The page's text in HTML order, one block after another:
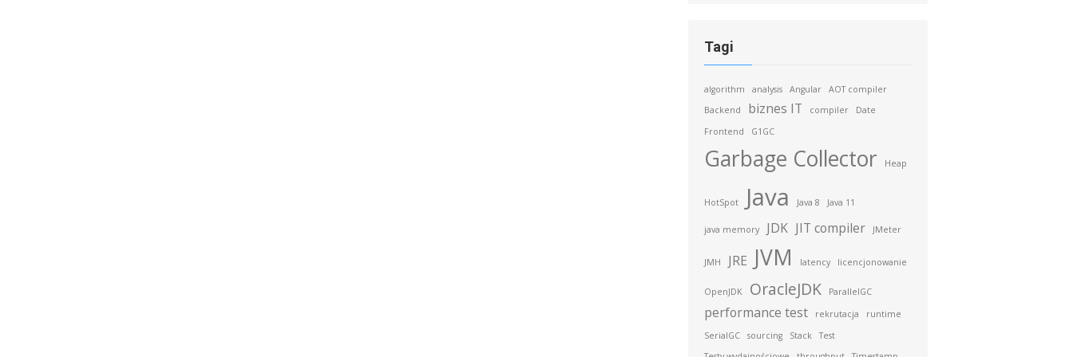
Tagi
algorithm analysis Angular
AOT compiler
Backend
biznes IT compiler
Date
Frontend
G1GC
Garbage Collector Heap
HotSpot Java Java 8 Java 11
java memory JDK JIT compiler JMeter
JMH JRE JVM latency licencjonowanie
OpenJDK OracleJDK ParallelGC
performance test rekrutacja
runtime
SerialGC
sourcing Stack
Test